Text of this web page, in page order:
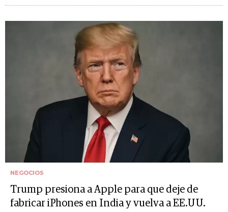
NEGOCIOS
Trump presiona a Apple para que deje de
fabricar iPhones en India y vuelva a EE.UU.